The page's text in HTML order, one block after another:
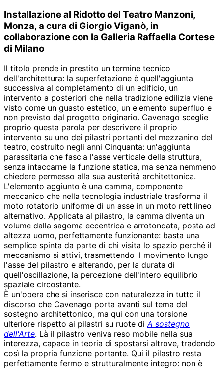
Installazione al Ridotto del Teatro Manzoni,
Monza, a cura di Giorgio Viganò, in
collaborazione con la Galleria Raffaella Cortese
di Milano
Il titolo prende in prestito un termine tecnico
dell'architettura: la superfetazione è quell'aggiunta
successiva al completamento di un edificio, un
intervento a posteriori che nella tradizione edilizia viene
visto come un guasto estetico, un elemento superfluo e
non previsto dal progetto originario. Cavenago sceglie
proprio questa parola per descrivere il proprio
intervento su uno dei pilastri portanti del mezzanino del
teatro, costruito negli anni Cinquanta: un'aggiunta
parassitaria che fascia l'asse verticale della struttura,
senza intaccarne la funzione statica, ma senza nemmeno
chiedere permesso alla sua austerità architettonica.
L'elemento aggiunto è una camma, componente
meccanico che nella tecnologia industriale trasforma il
moto rotatorio uniforme di un asse in un moto rettilineo
alternativo. Applicata al pilastro, la camma diventa un
volume dalla sagoma eccentrica e arrotondata, posta ad
altezza uomo, perfettamente funzionante: basta una
semplice spinta da parte di chi visita lo spazio perché il
meccanismo si attivi, trasmettendo il movimento lungo
l'asse del pilastro e alterando, per la durata di
quell'oscillazione, la percezione dell'intero equilibrio
spaziale circostante.
È un'opera che si inserisce con naturalezza in tutto il
discorso che Cavenago porta avanti sul tema del
sostegno architettonico, ma qui con una torsione
ulteriore rispetto ai pilastri su ruote diA sostegno
dell'Arte. Là il pilastro veniva reso mobile nella sua
interezza, capace in teoria di spostarsi altrove, tradendo
così la propria funzione portante. Qui il pilastro resta
perfettamente fermo e strutturalmente integro: non è